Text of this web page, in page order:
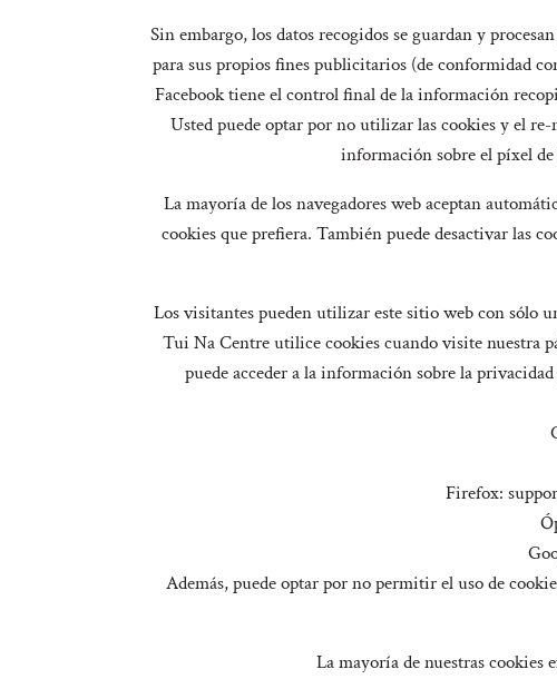
Sin embargo, los datos recogidos se guardan y
para sus propios fines publicitarios (de conformidad
Facebook tiene el control final de la información
Usted puede optar por no utilizar las cookies y el
información sobre el píxel
La mayoría de los navegadores web aceptan
cookies que prefiera. También puede desactivar las
Los visitantes pueden utilizar este sitio web con sólo
Tui Na Centre utilice cookies cuando visite nuestra
puede acceder a la información sobre la
Firefox:
Además, puede optar por no permitir el uso de
La mayoría de nuestras cookies